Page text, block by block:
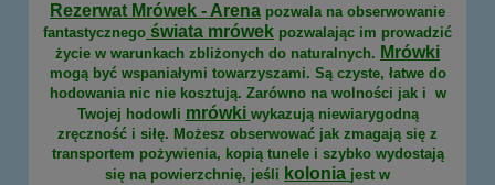
Rezerwat Mrówek - Arena pozwala na obserwowanie
fantastycznego świata mrówek pozwalając im prowadzić
życie w warunkach zbliżonych do naturalnych. Mrówki
mogą być wspaniałymi towarzyszami. Są czyste, łatwe do
hodowania nic nie kosztują. Zarówno na wolności jak i w
Twojej hodowli mrówki wykazują niewiarygodną
zręczność i siłę. Możesz obserwować jak zmagają się z
transportem pożywienia, kopią tunele i szybko wydostają
się na powierzchnię, jeśli kolonia jest w